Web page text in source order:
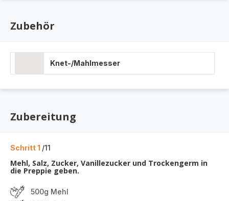
Zubehör
Knet-/Mahlmesser
Zubereitung
Schritt 1 /11
Mehl, Salz, Zucker, Vanillezucker und Trockengerm in
die Preppie geben.
500g Mehl